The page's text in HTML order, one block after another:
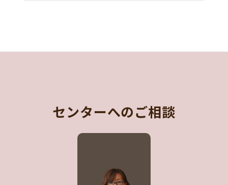
センターへのご相談